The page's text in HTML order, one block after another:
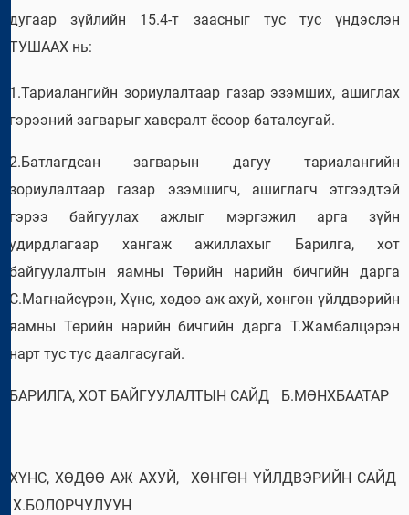
дугаар зүйлийн 15.4-т заасныг тус тус үндэслэн
ТУШААХ нь:
1.Тариалангийн зориулалтаар газар эзэмших, ашиглах
гэрээний загварыг хавсралт ёсоор баталсугай.
2.Батлагдсан загварын дагуу тариалангийн
зориулалтаар газар эзэмшигч, ашиглагч этгээдтэй
гэрээ байгуулах ажлыг мэргэжил арга зүйн
удирдлагаар хангаж ажиллахыг Барилга, хот
байгуулалтын яамны Төрийн нарийн бичгийн дарга
С.Магнайсүрэн, Хүнс, хөдөө аж ахуй, хөнгөн үйлдвэрийн
яамны Төрийн нарийн бичгийн дарга Т.Жамбалцэрэн
нарт тус тус даалгасугай.
БАРИЛГА, ХОТ БАЙГУУЛАЛТЫН САЙД Б.МӨНХБААТАР
ХҮНС, ХӨДӨӨ АЖ АХУЙ, ХӨНГӨН ҮЙЛДВЭРИЙН САЙД
Х.БОЛОРЧУЛУУН